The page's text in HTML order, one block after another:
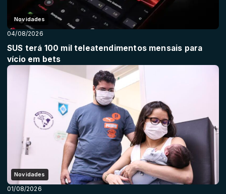
Novidades
04/08/2026
SUS terá 100 mil teleatendimentos mensais para
vício em bets
Novidades
01/08/2026